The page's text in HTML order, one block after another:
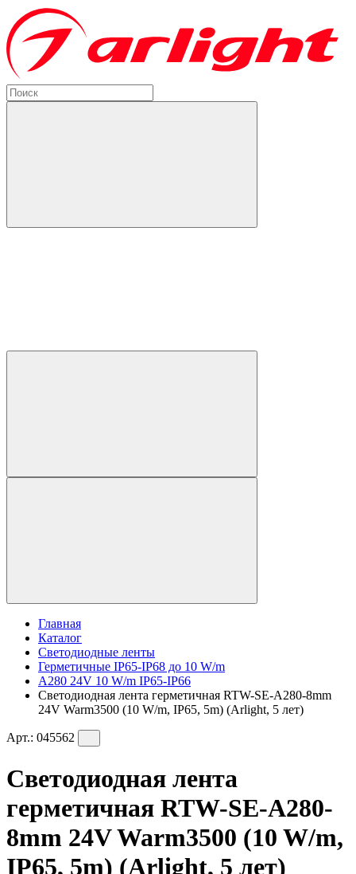
Главная
Каталог
Светодиодные ленты
Герметичные IP65-IP68 до 10 W/m
A280 24V 10 W/m IP65-IP66
Светодиодная лента герметичная RTW-SE-A280-8mm
24V Warm3500 (10 W/m, IP65, 5m) (Arlight, 5 лет)
Арт.: 045562
Светодиодная лента
герметичная RTW-SE-A280-
8mm 24V Warm3500 (10 W/m,
IP65, 5m) (Arlight, 5 лет)